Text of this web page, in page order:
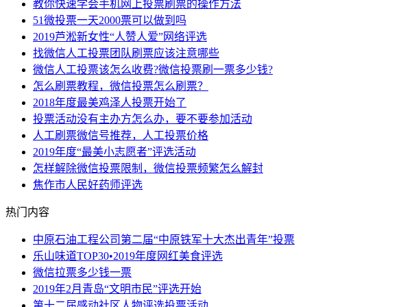
教你快速学会手机网上投票刷票的操作方法
51微投票一天2000票可以做到吗
2019芦淞新女性“人赞人爱”网络评选
找微信人工投票团队刷票应该注意哪些
微信人工投票该怎么收费?微信投票刷一票多少钱?
怎么刷票教程，微信投票怎么刷票？
2018年度最美鸡泽人投票开始了
投票活动没有主办方怎么办，要不要参加活动
人工刷票微信号推荐，人工投票价格
2019年度“最美小志愿者”评选活动
怎样解除微信投票限制，微信投票频繁怎么解封
焦作市人民好药师评选
热门内容
中原石油工程公司第二届“中原铁军十大杰出青年”投票
乐山味道TOP30•2019年度网红美食评选
微信拉票多少钱一票
2019年2月青岛“文明市民”评选开始